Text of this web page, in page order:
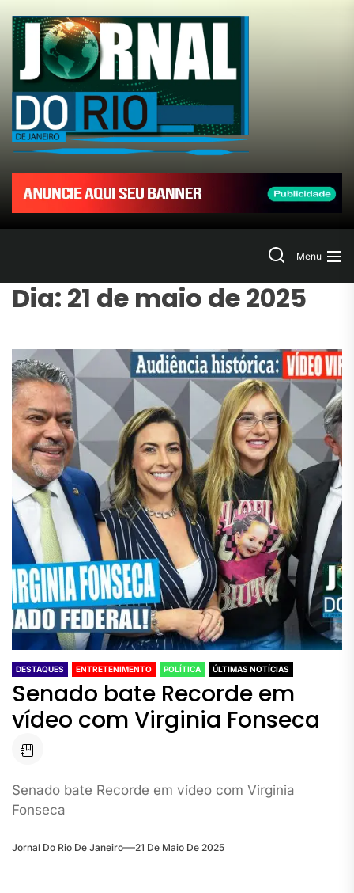
the
content
Jornal
do
Rio
de
SearchMenu
Dia: 21 de maio de 2025
DESTAQUES ENTRETENIMENTO POLÍTICA ÚLTIMAS NOTÍCIAS
Senado bate Recorde em
vídeo com Virginia Fonseca
Senado bate Recorde em vídeo com Virginia
Fonseca
Jornal Do Rio De Janeiro 21 De Maio De 2025